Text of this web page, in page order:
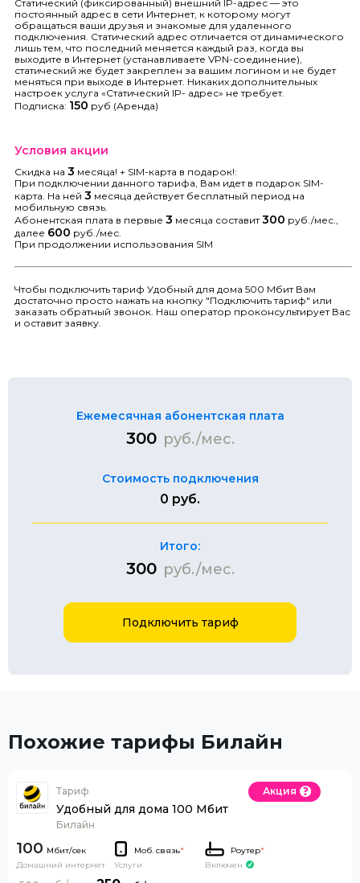
Статический (фиксированный) внешний IP-адрес — это
постоянный адрес в сети Интернет, к которому могут
обращаться ваши друзья и знакомые для удаленного
подключения. Статический адрес отличается от динамического
лишь тем, что последний меняется каждый раз, когда вы
выходите в Интернет (устанавливаете VPN-соединение),
статический же будет закреплен за вашим логином и не будет
меняться при выходе в Интернет. Никаких дополнительных
настроек услуга «Статический IP- адрес» не требует.
Подписка: 150 руб (Аренда)
Условия акции
Скидка на 3 месяца! + SIM-карта в подарок!:
При подключении данного тарифа, Вам идет в подарок SIM-
карта. На ней 3 месяца действует бесплатный период на
мобильную связь.
Абонентская плата в первые 3 месяца составит300 руб./мес.,
далее 600 руб./мес.
При продолжении использования SIM
Чтобы подключить тариф Удобный для дома 500 Мбит Вам
достаточно просто нажать на кнопку "Подключить тариф" или
заказать обратный звонок. Наш оператор проконсультирует Вас
и оставит заявку.
Ежемесячная абонентская плата
300 руб./мес.
Стоимость подключения
0 руб.
Итого:
300 руб./мес.
Подключить тариф
Похожие тарифы Билайн
Тариф
Удобный для дома 100 Мбит
Билайн
Акция
100
Домашний интернет
Моб. связь*
Услуги
Роутер*
Включен